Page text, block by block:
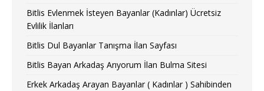
Bitlis Evlenmek İsteyen Bayanlar (Kadınlar) Ücretsiz
Evlilik İlanları
Bitlis Dul Bayanlar Tanışma İlan Sayfası
Bitlis Bayan Arkadaş Arıyorum İlan Bulma Sitesi
Erkek Arkadaş Arayan Bayanlar ( Kadınlar ) Sahibinden